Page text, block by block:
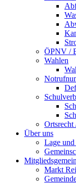
ÖPNV /
Wahlen
Ortsrecht
Über uns
Lage
Markt